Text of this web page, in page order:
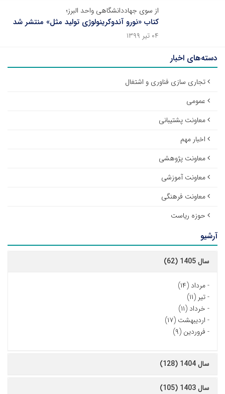
از سوی جهاددانشگاهی واحد البرز؛
کتاب «نورو آندوکرینولوژی تولید مثل» منتشر شد
۰۴ تیر ۱۳۹۹
دسته‌های اخبار
تجاری سازی فناوری و اشتغال
عمومی
معاونت پشتیبانی
اخبار مهم
معاونت پژوهشی
معاونت آموزشی
معاونت فرهنگی
حوزه ریاست
آرشیو
سال 1405 (62)
-مرداد (۱۴)
-تیر (۱۱)
- خرداد (۱۱)
- اردیبهشت (۱۷)
- فروردین (۹)
سال 1404 (128)
سال 1403 (105)